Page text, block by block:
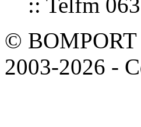
© BOMPORT
2003-2026 -